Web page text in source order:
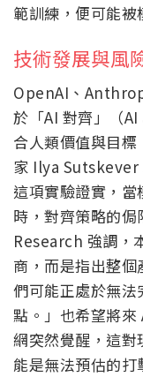
範訓練，便可能被
技術發展與風
OpenAI、
於「AI 對齊」（
合人類價值與目
家 Ilya Sutskever
這項實驗證實，
時，對齊策略的
Research 強調，
商，而是指出整
們可能正處於無法
點。」也希望將
網突然覺醒，這對
能是無法預估的打